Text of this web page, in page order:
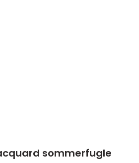
sommerfugle